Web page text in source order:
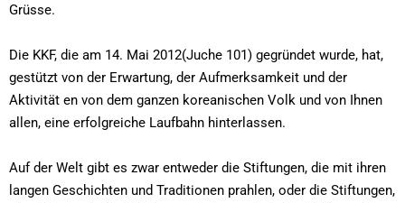
Grüsse.
Die KKF, die am 14. Mai 2012(Juche 101) gegründet wurde, hat,
gestützt von der Erwartung, der Aufmerksamkeit und der
Aktivität en von dem ganzen koreanischen Volk und von Ihnen
allen, eine erfolgreiche Laufbahn hinterlassen.
Auf der Welt gibt es zwar entweder die Stiftungen, die mit ihren
langen Geschichten und Traditionen prahlen, oder die Stiftungen,